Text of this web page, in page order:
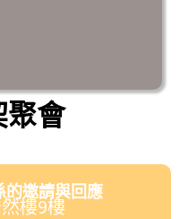
聚會
的邀請與回應
樓9樓